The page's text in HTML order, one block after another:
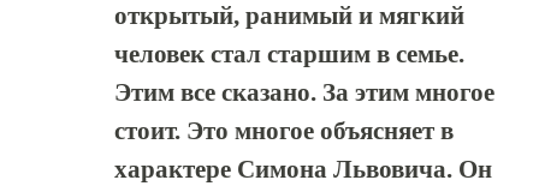
открытый, ранимый и мягкий
человек стал старшим в семье.
Этим все сказано. За этим многое
стоит. Это многое объясняет в
характере Симона Львовича. Он